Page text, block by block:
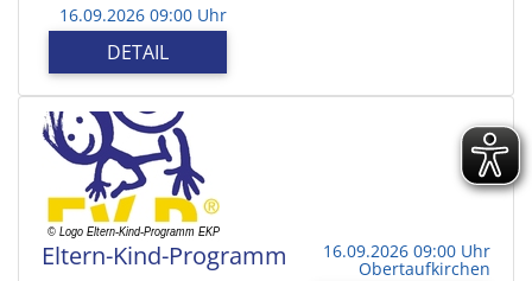
16.09.2026 09:00 Uhr
DETAIL
Eltern-Kind-Programm 16.09.2026 09:00 Uhr
Obertaufkirchen